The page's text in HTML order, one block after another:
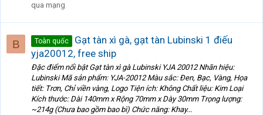
qua mạng
B Toàn quốc
Gạt tàn xì gà, gạt tàn Lubinski 1 điếu
yja20012, free ship
Đặc điểm nổi bật Gạt tàn xì gà Lubinski YJA 20012 Nhãn hiệu:
Lubinski Mã sản phẩm: YJA-20012 Màu sắc: Đen, Bạc, Vàng, Họa
tiết: Trơn, Chỉ viền vàng, Logo Tiện ích: Không Chất liệu: Kim Loại
Kích thước: Dài 140mm x Rộng 70mm x Dày 30mm Trọng lượng:
~214g (Chưa bao gồm bao bì) Chức năng: Khay...